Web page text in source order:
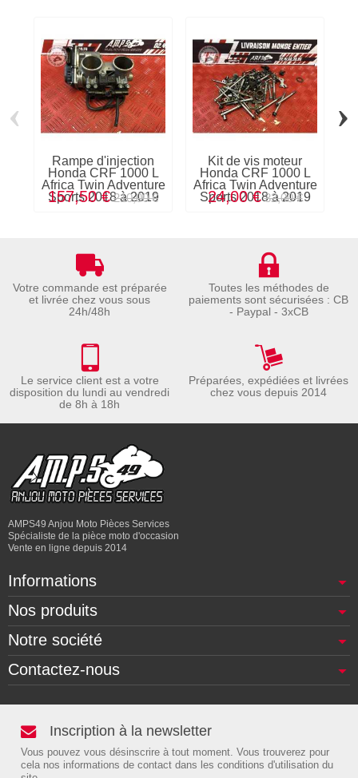
Rampe d'injection
Honda CRF 1000 L
Africa Twin Adventure
Sports 2018 à 2019
157,50 € 210,00 €
Kit de vis moteur
Honda CRF 1000 L
Africa Twin Adventure
Sports 2018 à 2019
24,00 € 32,00 €
‹ ›
Votre commande est préparée
et livrée chez vous sous
24h/48h
Toutes les méthodes de
paiements sont sécurisées : CB
- Paypal - 3xCB
Le service client est a votre
disposition du lundi au vendredi
de 8h à 18h
Préparées, expédiées et livrées
chez vous depuis 2014
AMPS49 Anjou Moto Pièces Services
Spécialiste de la pièce moto d'occasion
Vente en ligne depuis 2014
Informations
Nos produits
Notre société
Contactez-nous
Inscription à la newsletter
Vous pouvez vous désinscrire à tout moment. Vous trouverez pour
cela nos informations de contact dans les conditions d'utilisation du